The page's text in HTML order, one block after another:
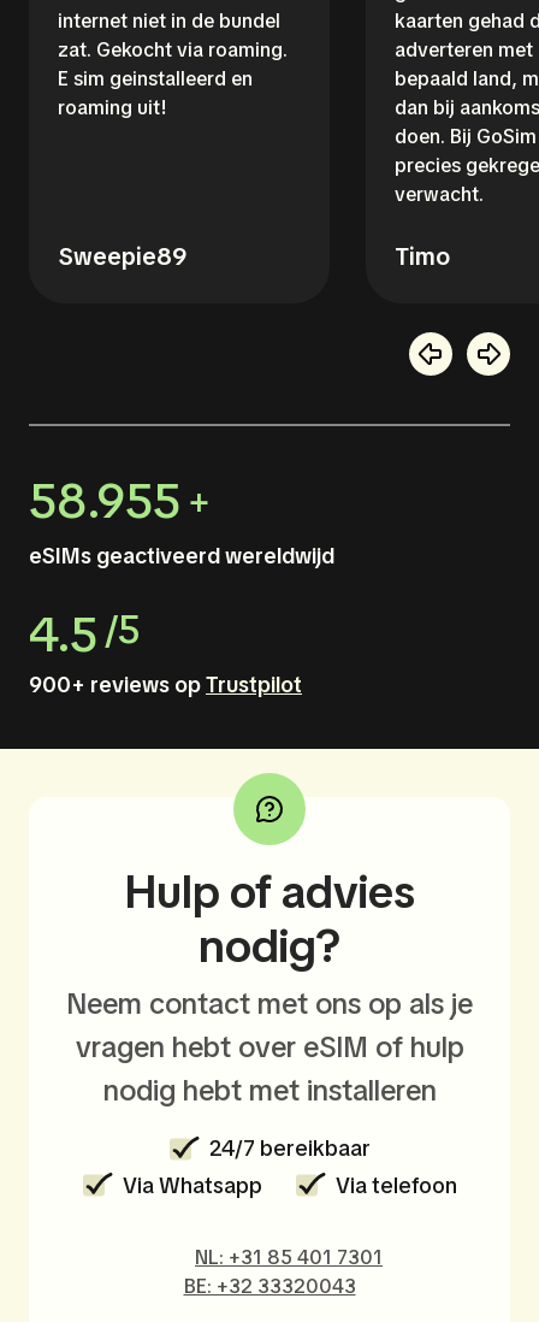
internet niet in de bundel
zat. Gekocht via roaming.
E sim geinstalleerd en
roaming uit!
Sweepie89
kaarten gehad
adverteren met
bepaald land,
dan bij
doen. Bij
precies
verwacht.
Timo
58.955 +
eSIMs geactiveerd wereldwijd
4.5/5
900+ reviews opTrustpilot
Hulp of advies
nodig?
Neem contact met ons op als je
vragen hebt over eSIM of hulp
nodig hebt met installeren
24/7 bereikbaar
Via Whatsapp
Via telefoon
NL: +31 85 401 7301
BE: +32 33320043